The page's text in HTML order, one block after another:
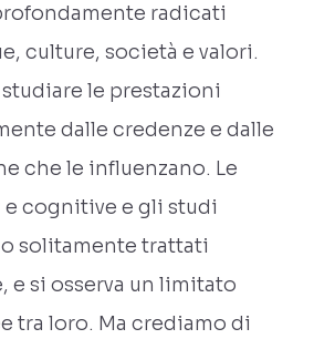
radicati
culture, società e valori.
le prestazioni
dalle credenze e dalle
che le influenzano. Le
cognitive e gli studi
solitamente trattati
e si osserva un limitato
tra loro. Ma crediamo di